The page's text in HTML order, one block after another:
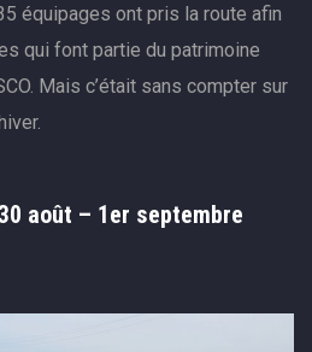
équipages ont pris la route afin
qui font partie du patrimoine
Mais c’était sans compter sur
août – 1er septembre